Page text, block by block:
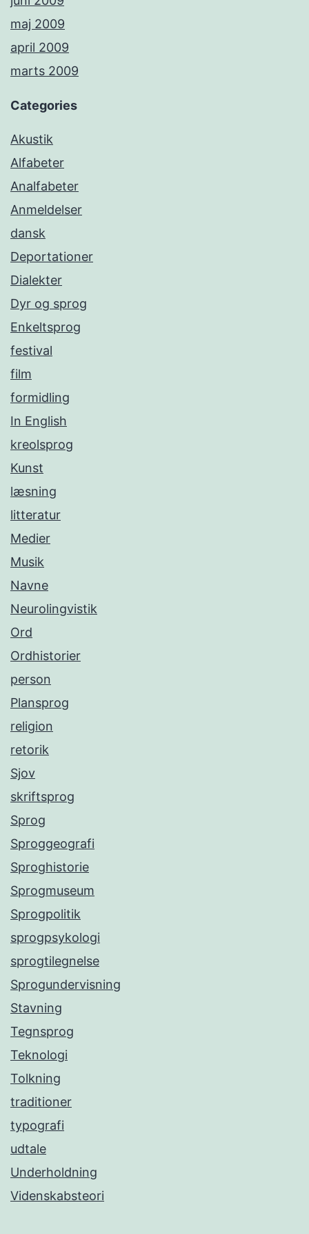
maj 2009
april 2009
marts 2009
Categories
Akustik
Alfabeter
Analfabeter
Anmeldelser
dansk
Deportationer
Dialekter
Dyr og sprog
Enkeltsprog
festival
film
formidling
In English
kreolsprog
Kunst
læsning
litteratur
Medier
Musik
Navne
Neurolingvistik
Ord
Ordhistorier
person
Plansprog
religion
retorik
Sjov
skriftsprog
Sprog
Sproggeografi
Sproghistorie
Sprogmuseum
Sprogpolitik
sprogpsykologi
sprogtilegnelse
Sprogundervisning
Stavning
Tegnsprog
Teknologi
Tolkning
traditioner
typografi
udtale
Underholdning
Videnskabsteori